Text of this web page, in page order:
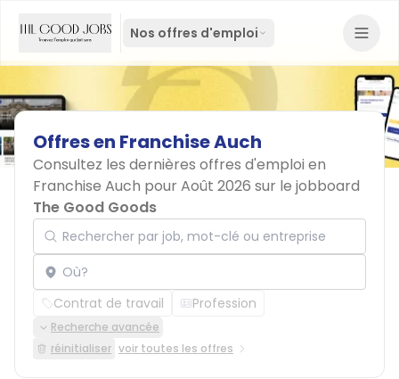
Nos offres d'emploi
Offresen FranchiseAuch
Consultez les dernières offres d'emploi en
Franchise Auch pour Août 2026 sur le jobboard
The Good Goods
Rechercher par job, mot-clé ou entreprise
Localisation
Contrat de travail Profession
Recherche avancée
réinitialiser voir toutes les offres